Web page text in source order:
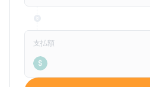
支払額
$